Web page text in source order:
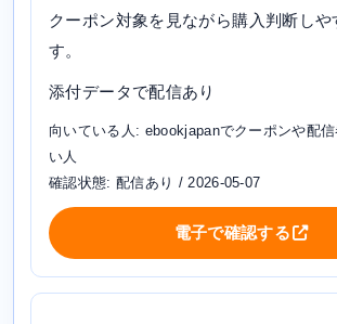
クーポン対象を見ながら購入判断し
す。
添付データで配信あり
向いている人: ebookjapanでクーポンや配
い人
確認状態: 配信あり / 2026-05-07
電子で確認する